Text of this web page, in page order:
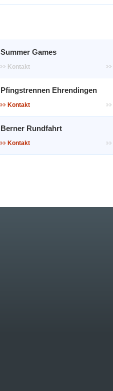
Summer Games
Kontakt
Pfingstrennen Ehrendingen
Kontakt
Berner Rundfahrt
Kontakt